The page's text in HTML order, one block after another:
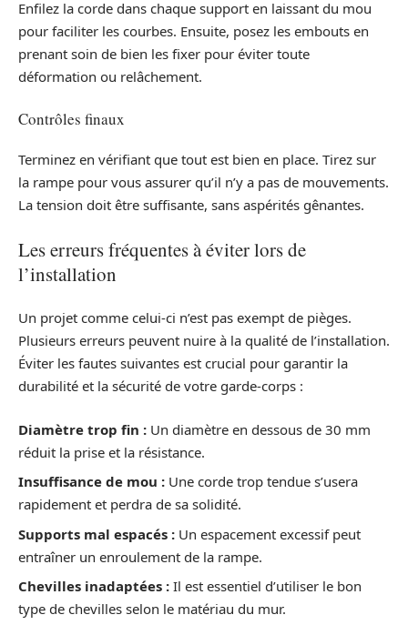
Enfilez la corde dans chaque support en laissant du mou
pour faciliter les courbes. Ensuite, posez les embouts en
prenant soin de bien les fixer pour éviter toute
déformation ou relâchement.
Contrôles finaux
Terminez en vérifiant que tout est bien en place. Tirez sur
la rampe pour vous assurer qu’il n’y a pas de mouvements.
La tension doit être suffisante, sans aspérités gênantes.
Les erreurs fréquentes à éviter lors de
l’installation
Un projet comme celui-ci n’est pas exempt de pièges.
Plusieurs erreurs peuvent nuire à la qualité de l’installation.
Éviter les fautes suivantes est crucial pour garantir la
durabilité et la sécurité de votre garde-corps :
Diamètre trop fin : Un diamètre en dessous de 30 mm
réduit la prise et la résistance.
Insuffisance de mou : Une corde trop tendue s’usera
rapidement et perdra de sa solidité.
Supports mal espacés : Un espacement excessif peut
entraîner un enroulement de la rampe.
Chevilles inadaptées : Il est essentiel d’utiliser le bon
type de chevilles selon le matériau du mur.